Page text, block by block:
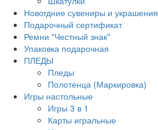
Новогдние сувениры и украшения
Подарочный сертификат
Ремни "Честный знак"
Упаковка подарочная
ПЛЕДЫ
Пледы
Полотенца (Маркировка)
Игры настольные
Игры 3 в 1
Карты игральные